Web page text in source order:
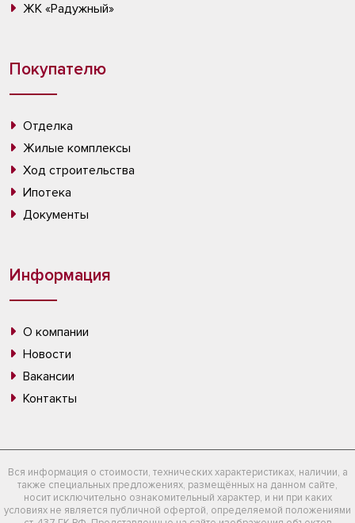
ЖК «Радужный»
Покупателю
Отделка
Жилые комплексы
Ход строительства
Ипотека
Документы
Информация
О компании
Новости
Вакансии
Контакты
Вся информация о стоимости, технических характеристиках, наличии, а
также специальных предложениях, размещённых на данном сайте,
носит исключительно ознакомительный характер, и ни при каких
условиях не является публичной офертой, определяемой положениями